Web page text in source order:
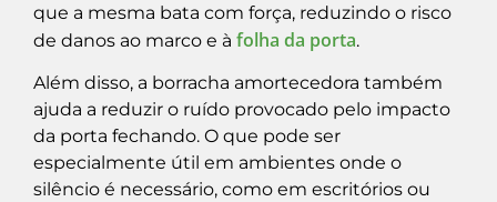
que a mesma bata com força, reduzindo o risco
de danos ao marco e à folha da porta.
Além disso, a borracha amortecedora também
ajuda a reduzir o ruído provocado pelo impacto
da porta fechando. O que pode ser
especialmente útil em ambientes onde o
silêncio é necessário, como em escritórios ou